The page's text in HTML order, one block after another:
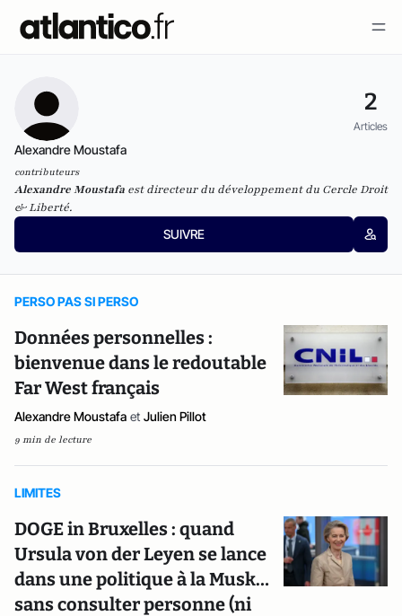
2
Articles
Alexandre Moustafa
contributeurs
Alexandre Moustafa est directeur du développement du Cercle Droit
& Liberté.
SUIVRE
PERSO PAS SI PERSO
Données personnelles :
bienvenue dans le redoutable
Far West français
Alexandre Moustafa et Julien Pillot
9 min de lecture
LIMITES
DOGE in Bruxelles : quand
Ursula von der Leyen se lance
dans une politique à la Musk…
sans consulter personne (ni